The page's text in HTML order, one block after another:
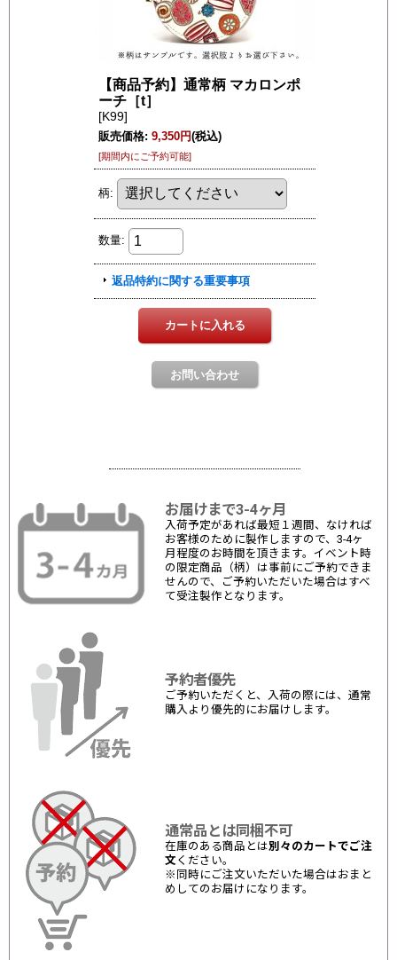
お届けまで3-4ヶ月
入荷予定があれば最短１週間、なければ
お客様のために製作しますので、3-4ヶ
月程度のお時間を頂きます。イベント時
の限定商品（柄）は事前にご予約できま
せんので、ご予約いただいた場合はすべ
て受注製作となります。
予約者優先
ご予約いただくと、入荷の際には、通常
購入より優先的にお届けします。
通常品とは同梱不可
在庫のある商品とは別々のカートでご注
文 ください。
※同時にご注文いただいた場合はおまと
めしてのお届けになります。